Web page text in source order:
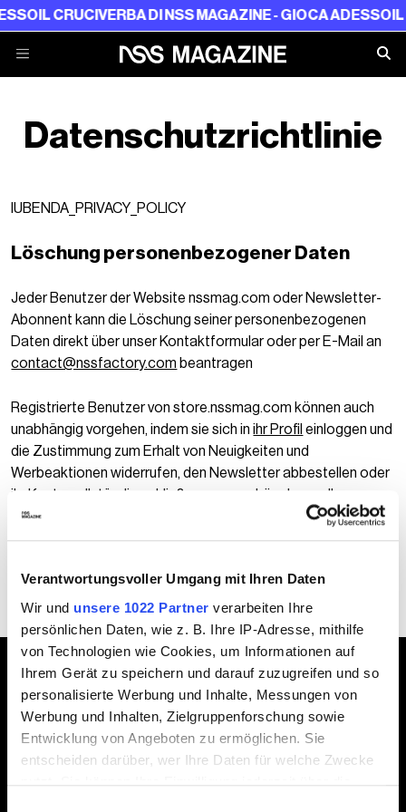
Verantwortungsvoller Umgang mit Ihren Daten
Wir und unsere 1022 Partner verarbeiten Ihre
persönlichen Daten, wie z. B. Ihre IP-Adresse, mithilfe
von Technologien wie Cookies, um Informationen auf
Ihrem Gerät zu speichern und darauf zuzugreifen und so
personalisierte Werbung und Inhalte, Messungen von
Werbung und Inhalten, Zielgruppenforschung sowie
Entwicklung von Angeboten zu ermöglichen. Sie
entscheiden darüber, wer Ihre Daten für welche Zwecke
IL CRUCIVERBA DI NSS MAGAZINE - GIOCA ADESSOIL
Datenschutzrichtlinie
IUBENDA_PRIVACY_POLICY
Löschung personenbezogener Daten
Jeder Benutzer der Website nssmag.com oder Newsletter-
Abonnent kann die Löschung seiner personenbezogenen
Daten direkt über unser Kontaktformular oder per E-Mail an
contact@nssfactory.com beantragen
Registrierte Benutzer von store.nssmag.com können auch
unabhängig vorgehen, indem sie sich inihr Profil einloggen und
die Zustimmung zum Erhalt von Neuigkeiten und
Werbeaktionen widerrufen, den Newsletter abbestellen oder
ihr Konto vollständig schließen, was zur Löschung aller
gespeicherten Informationen führt, mit der Schaltfläche
„Konto schließen“